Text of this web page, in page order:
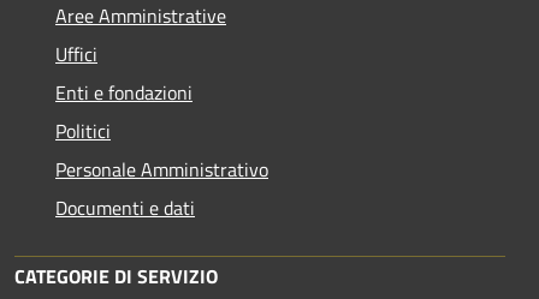
Aree Amministrative
Uffici
Enti e fondazioni
Politici
Personale Amministrativo
Documenti e dati
CATEGORIE DI SERVIZIO